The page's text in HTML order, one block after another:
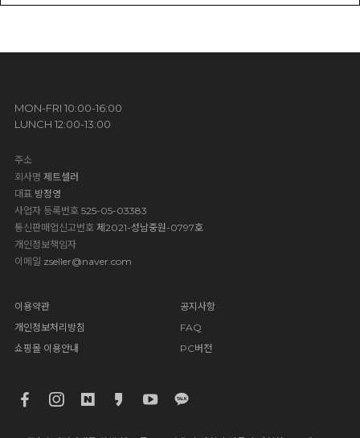
MON-FRI 10:00-16:00
LUNCH 12:00-13:00
주소
회사명 제트셀러
대표방정영
사업자 등록번호 525-05-03383
통신판매업신고번호 제2021-성남중원-0797호
개인정보책임자
이메일 zseller@naver.com
이용약관
개인정보처리방침
쇼핑몰 이용안내
공지사항
FAQ
PC버전